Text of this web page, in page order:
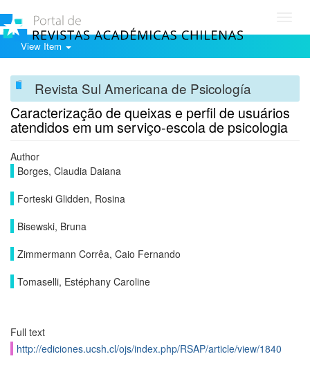
View Item
Revista Sul Americana de Psicología
Caracterização de queixas e perfil de usuários
atendidos em um serviço-escola de psicologia
Author
Borges, Claudia Daiana
Forteski Glidden, Rosina
Bisewski, Bruna
Zimmermann Corrêa, Caio Fernando
Tomaselli, Estéphany Caroline
Full text
http://ediciones.ucsh.cl/ojs/index.php/RSAP/article/view/1840